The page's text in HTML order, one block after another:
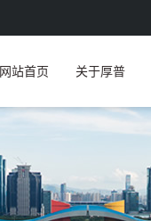
网站首页 关于厚普